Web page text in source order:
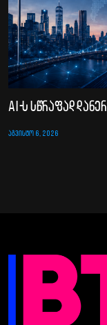
AI-ს სწრაფად
ᲐᲒᲕᲘᲡᲢᲝ 6, 2026